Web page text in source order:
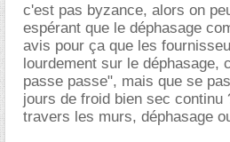
c'est pas byzance, alors on
espérant que le déphasage
avis pour ça que les
lourdement sur le déphasage,
passe passe", mais que se
jours de froid bien sec continu
travers les murs, déphasage